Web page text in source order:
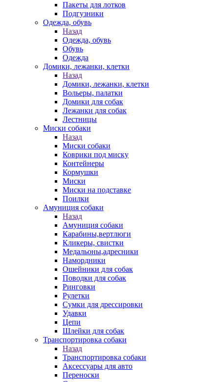
Пакеты для лотков
Подгузники
Одежда, обувь
Назад
Одежда, обувь
Обувь
Одежда
Домики, лежанки, клетки
Назад
Домики, лежанки, клетки
Вольеры, палатки
Домики для собак
Лежанки для собак
Лестницы
Миски собаки
Назад
Миски собаки
Коврики под миску
Контейнеры
Кормушки
Миски
Миски на подставке
Поилки
Амуниция собаки
Назад
Амуниция собаки
Карабины,вертлюги
Кликеры, свистки
Медальоны,адресники
Намордники
Ошейники для собак
Поводки для собак
Ринговки
Рулетки
Сумки для дрессировки
Удавки
Цепи
Шлейки для собак
Транспортировка собаки
Назад
Транспортировка собаки
Аксессуары для авто
Переноски